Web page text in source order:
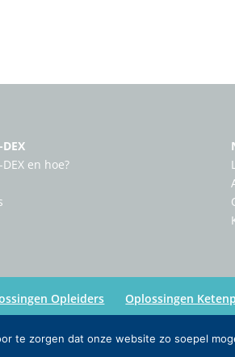
en hoe?
Opleiders Oplossingen
Dex| Credits:Inmedia
te zorgen dat onze website zo soepel